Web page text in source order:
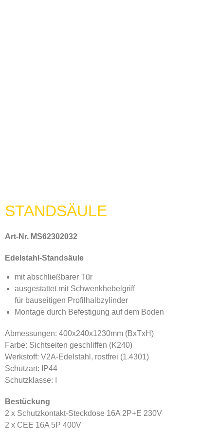
STANDSÄULE
Art-Nr. MS62302032
Edelstahl-Standsäule
mit abschließbarer Tür
ausgestattet mit Schwenkhebelgriff
für bauseitigen Profilhalbzylinder
Montage durch Befestigung auf dem Boden
Abmessungen: 400x240x1230mm (BxTxH)
Farbe: Sichtseiten geschliffen (K240)
Werkstoff: V2A-Edelstahl, rostfrei (1.4301)
Schutzart: IP44
Schutzklasse: I
Bestückung
2 x Schutzkontakt-Steckdose 16A 2P+E 230V
2 x CEE 16A 5P 400V